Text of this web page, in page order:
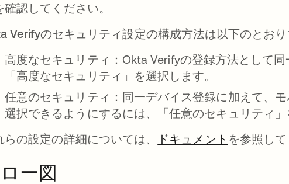
確認してください。
Verifyのセキュリティ設定の構成方法は以下のとおり
高度なセキュリティ： Okta Verifyの登録方法として
「高度なセキュリティ」を選択します。
任意のセキュリティ： 同一デバイス登録に加えて、
選択できるようにするには、「任意のセキュリティ」
らの設定の詳細については、
ドキュメント を参照して
ー図